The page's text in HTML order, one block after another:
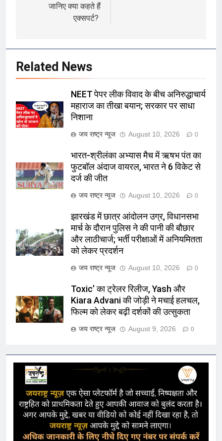
जानिए क्या कहते हैं
एक्सपर्ट?
Related News
NEET पेपर लीक विवाद के बीच अनिरुद्धाचार्य
महाराज का तीखा बयान; सरकार पर साधा
निशाना
जय राष्ट्र न्यूज August 10, 2026 0
भारत-श्रीलंका अभ्यास मैच में ऋषभ पंत का
फुटबॉल अंदाज वायरल, भारत ने 6 विकेट से
दर्ज की जीत
जय राष्ट्र न्यूज August 10, 2026 0
झारखंड में छात्र आंदोलन उग्र, विधानसभा
मार्च के दौरान पुलिस ने की पानी की बौछार
और लाठीचार्ज; भर्ती परीक्षाओं में अनियमितता
को लेकर प्रदर्शन
जय राष्ट्र न्यूज August 10, 2026 0
Toxic’ का ट्रेलर रिलीज, Yash और
Kiara Advani की जोड़ी ने मचाई हलचल,
फिल्म को लेकर बढ़ी दर्शकों की उत्सुकता
जय राष्ट्र न्यूज August 9, 2026 0